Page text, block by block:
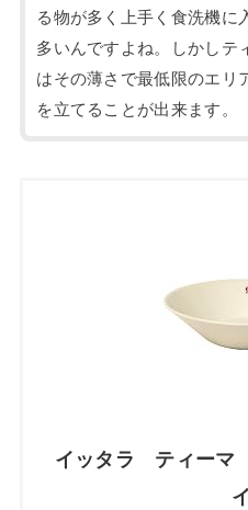
る物が多く上手く食洗機に
多いんですよね。しかしテ
はその薄さで最低限のエリ
を立てることが出来ます。
イッタラ ティー